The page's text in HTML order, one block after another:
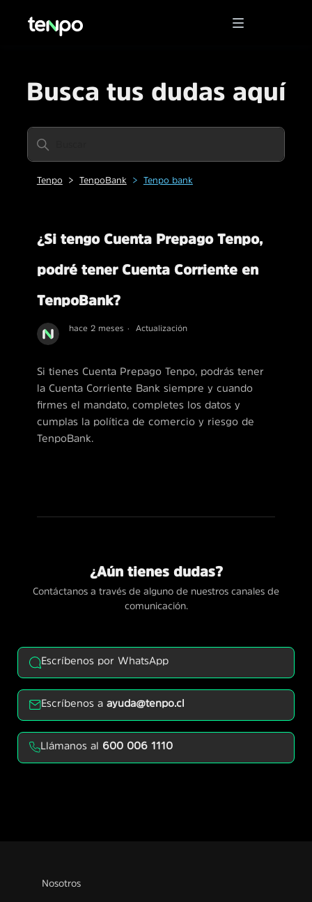
Busca tus dudas aquí
Tenpo TenpoBank Tenpo bank
¿Si tengo Cuenta Prepago Tenpo,
podré tener Cuenta Corriente en
TenpoBank?
hace 2 meses Actualización
Si tienes Cuenta Prepago Tenpo, podrás tener
la Cuenta Corriente Bank siempre y cuando
firmes el mandato, completes los datos y
cumplas la política de comercio y riesgo de
TenpoBank.
¿Aún tienes dudas?
Contáctanos a través de alguno de nuestros canales de
comunicación.
Escríbenos por WhatsApp
Escríbenos aayuda@tenpo.cl
Llámanos al 600 006 1110
Nosotros